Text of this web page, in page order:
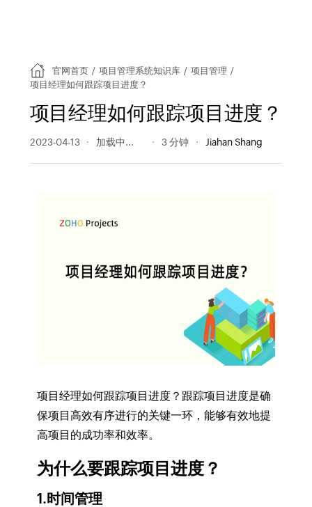
官网首页 / 项目管理系统知识库 / 项目管理 /
项目经理如何跟踪项目进度？
项目经理如何跟踪项目进度？
2023-04-13 329 阅读量 3 分钟 Jiahan Shang
项目经理如何跟踪项目进度？跟踪项目进度是确
保项目高效有序进行的关键一环，能够有效地提
高项目的成功率和效率。
为什么要跟踪项目进度？
1.时间管理